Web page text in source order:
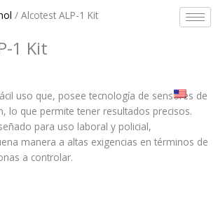
/ Alcotest ALP-1 Kit
1 Kit
uso que, posee tecnología de sensores de
lo que permite tener resultados precisos.
para uso laboral y policial,
manera a altas exigencias en términos de
a controlar.